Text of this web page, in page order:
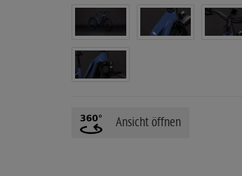
Ansicht öffnen